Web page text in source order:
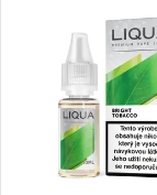
Nejdražší
Abecedně